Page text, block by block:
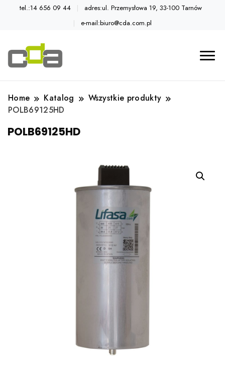
tel.:14 656 09 44
adres:ul. Przemysłowa 19, 33-100 Tarnów
e-mail:biuro@cda.com.pl
Home Katalog
Wszystkie produkty
POLB69125HD
POLB69125HD